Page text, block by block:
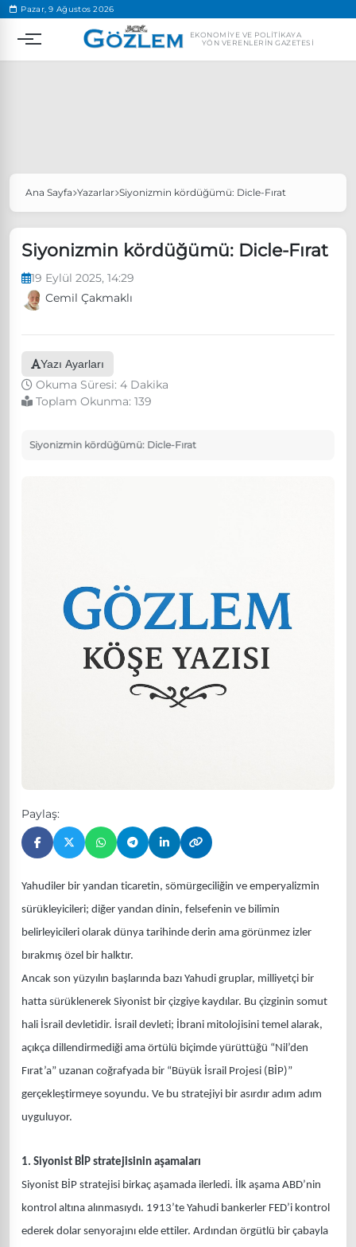
Pazar, 9 Ağustos 2026
EKONOMIYE VE POLITIKAYA
YÖN VERENLERIN GAZETESI
Popüler Aramalar
Özgür Özel, Ekrem İmamoğlu’nu ziyaret edecek
Ünlü çift bir etkinliğe daha katılmama kararı aldı
Boykot
Ana Sayfa Yazarlar Siyonizmin kördüğümü: Dicle-Fırat
Siyonizmin kördüğümü: Dicle-Fırat
19 Eylül 2025, 14:29
Cemil Çakmaklı
Yazı Ayarları
Okuma Süresi: 4 Dakika
Toplam Okunma: 139
Siyonizmin kördüğümü: Dicle-Fırat
Paylaş:
Yahudiler bir yandan ticaretin, sömürgeciliğin ve emperyalizmin
sürükleyicileri; diğer yandan dinin, felsefenin ve bilimin
belirleyicileri olarak dünya tarihinde derin ama görünmez izler
bırakmış özel bir halktır.
Ancak son yüzyılın başlarında bazı Yahudi gruplar, milliyetçi bir
hatta sürüklenerek Siyonist bir çizgiye kaydılar. Bu çizginin somut
hali İsrail devletidir. İsrail devleti; İbrani mitolojisini temel alarak,
açıkça dillendirmediği ama örtülü biçimde yürüttüğü “Nil’den
Fırat’a” uzanan coğrafyada bir “Büyük İsrail Projesi (BİP)”
gerçekleştirmeye soyundu. Ve bu stratejiyi bir asırdır adım adım
uyguluyor.
1. Siyonist BİP stratejisinin aşamaları
Siyonist BİP stratejisi birkaç aşamada ilerledi. İlk aşama ABD’nin
kontrol altına alınmasıydı. 1913’te Yahudi bankerler FED’i kontrol
ederek dolar senyorajını elde ettiler. Ardından örgütlü bir çabayla